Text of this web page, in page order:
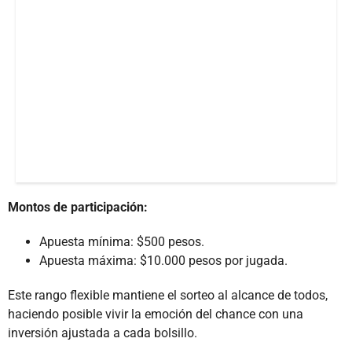
Montos de participación:
Apuesta mínima: $500 pesos.
Apuesta máxima: $10.000 pesos por jugada.
Este rango flexible mantiene el sorteo al alcance de todos,
haciendo posible vivir la emoción del chance con una
inversión ajustada a cada bolsillo.